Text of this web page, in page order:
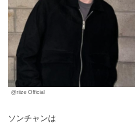
@riize Official
ソンチャンは